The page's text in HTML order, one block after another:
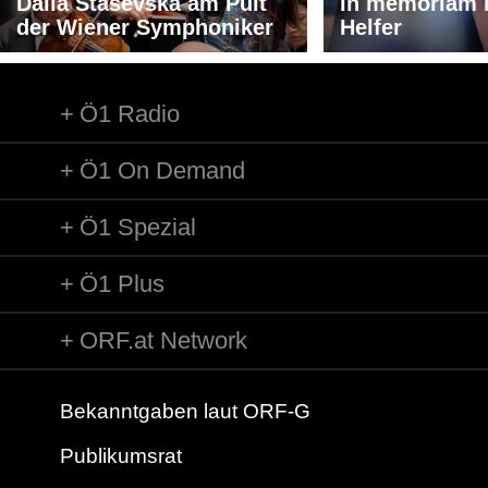
Leitung: Jakub Hrusa
Solist/Solistin: Joshua Bell/Violine
der Wiener Symphoniker
Helfer
Ö1 Radio
Ö1 On Demand
Ö1 Spezial
Ö1 Plus
ORF.at Network
Bekanntgaben laut ORF-G
Publikumsrat